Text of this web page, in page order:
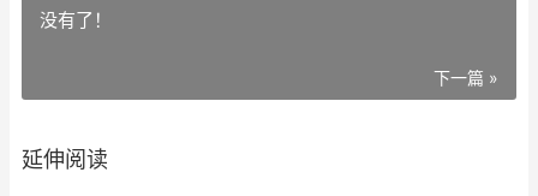
没有了！
下一篇 »
延伸阅读